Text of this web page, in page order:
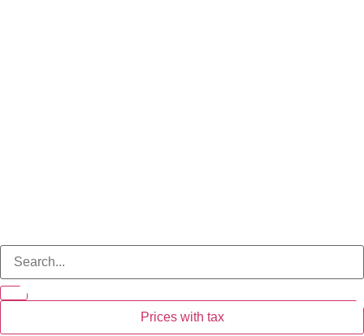
Prices with tax